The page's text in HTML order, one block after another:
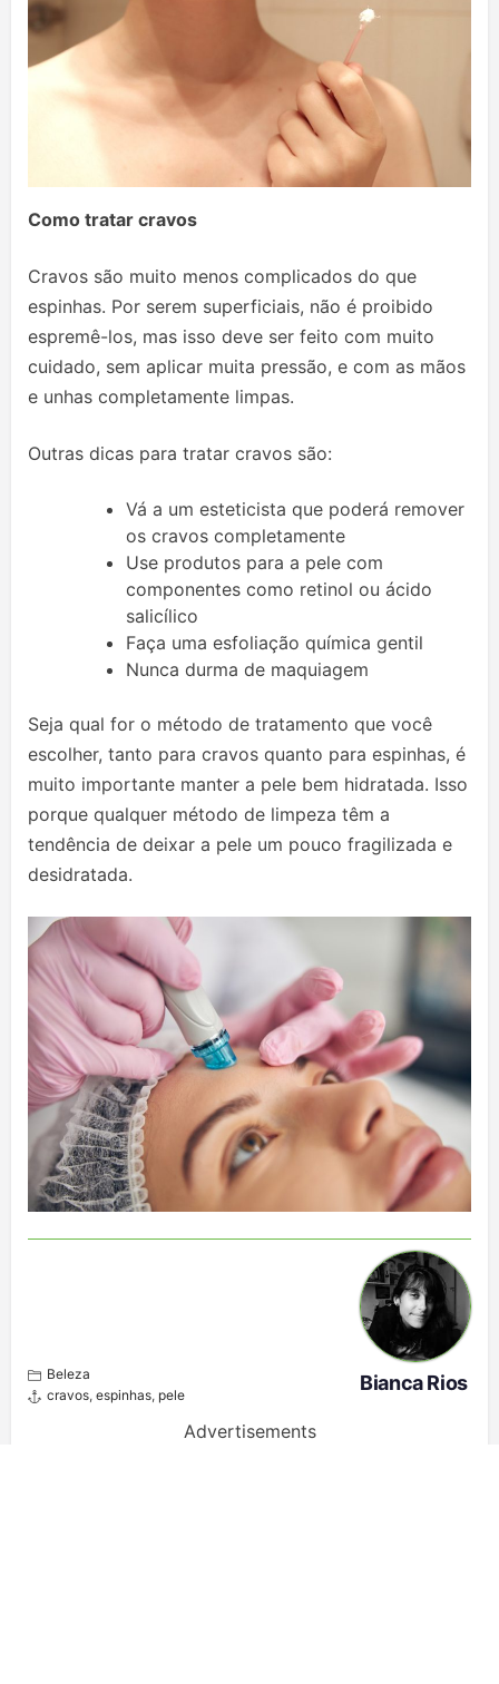
Como tratar cravos
Cravos são muito menos complicados do que
espinhas. Por serem superficiais, não é proibido
espremê-los, mas isso deve ser feito com muito
cuidado, sem aplicar muita pressão, e com as mãos
e unhas completamente limpas.
Outras dicas para tratar cravos são:
Vá a um esteticista que poderá remover
os cravos completamente
Use produtos para a pele com
componentes como retinol ou ácido
salicílico
Faça uma esfoliação química gentil
Nunca durma de maquiagem
Seja qual for o método de tratamento que você
escolher, tanto para cravos quanto para espinhas, é
muito importante manter a pele bem hidratada. Isso
porque qualquer método de limpeza têm a
tendência de deixar a pele um pouco fragilizada e
desidratada.
Beleza
cravos, espinhas, pele
Bianca Rios
Advertisements